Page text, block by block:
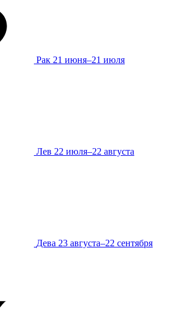
Рак 21 июня–21 июля
Лев 22 июля–22 августа
Дева 23 августа–22 сентября